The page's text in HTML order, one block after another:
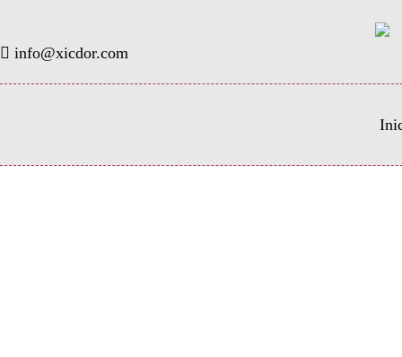
info@xicdor.com